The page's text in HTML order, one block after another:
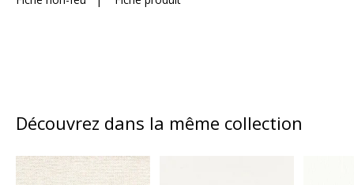
Découvrez dans la même collection